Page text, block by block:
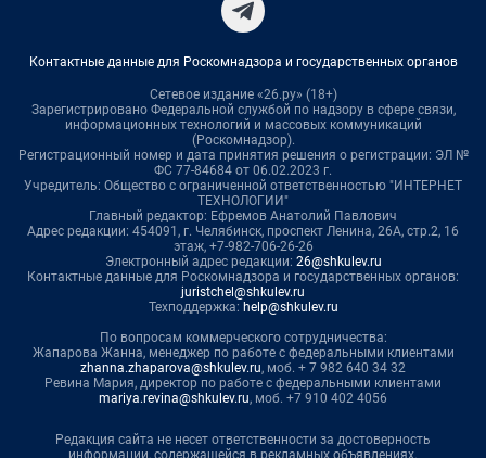
Контактные данные для Роскомнадзора и государственных органов
Сетевое издание «26.ру» (18+)
Зарегистрировано Федеральной службой по надзору в сфере связи,
информационных технологий и массовых коммуникаций
(Роскомнадзор).
Регистрационный номер и дата принятия решения о регистрации: ЭЛ №
ФС 77-84684 от 06.02.2023 г.
Учредитель: Общество с ограниченной ответственностью "ИНТЕРНЕТ
ТЕХНОЛОГИИ"
Главный редактор: Ефремов Анатолий Павлович
Адрес редакции: 454091, г. Челябинск, проспект Ленина, 26А, стр.2, 16
этаж, +7-982-706-26-26
Электронный адрес редакции: 26@shkulev.ru
Контактные данные для Роскомнадзора и государственных органов:
juristchel@shkulev.ru
Техподдержка: help@shkulev.ru
По вопросам коммерческого сотрудничества:
Жапарова Жанна, менеджер по работе с федеральными клиентами
zhanna.zhaparova@shkulev.ru, моб. + 7 982 640 34 32
Ревина Мария, директор по работе с федеральными клиентами
mariya.revina@shkulev.ru, моб. +7 910 402 4056
Редакция сайта не несет ответственности за достоверность
информации, содержащейся в рекламных объявлениях.